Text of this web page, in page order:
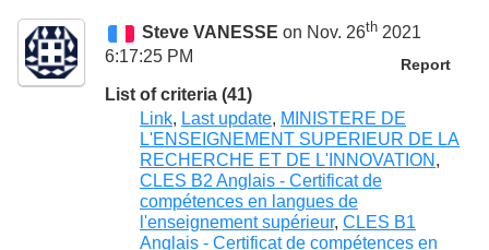
Steve VANESSE on Nov. 26th 2021
6:17:25 PM
Report
List of criteria (41)
Link, Last update, MINISTERE DE
L'ENSEIGNEMENT SUPERIEUR DE LA
RECHERCHE ET DE L'INNOVATION ,
CLES B2 Anglais - Certificat de
compétences en langues de
l'enseignement supérieur, CLES B1
Anglais - Certificat de compétences en